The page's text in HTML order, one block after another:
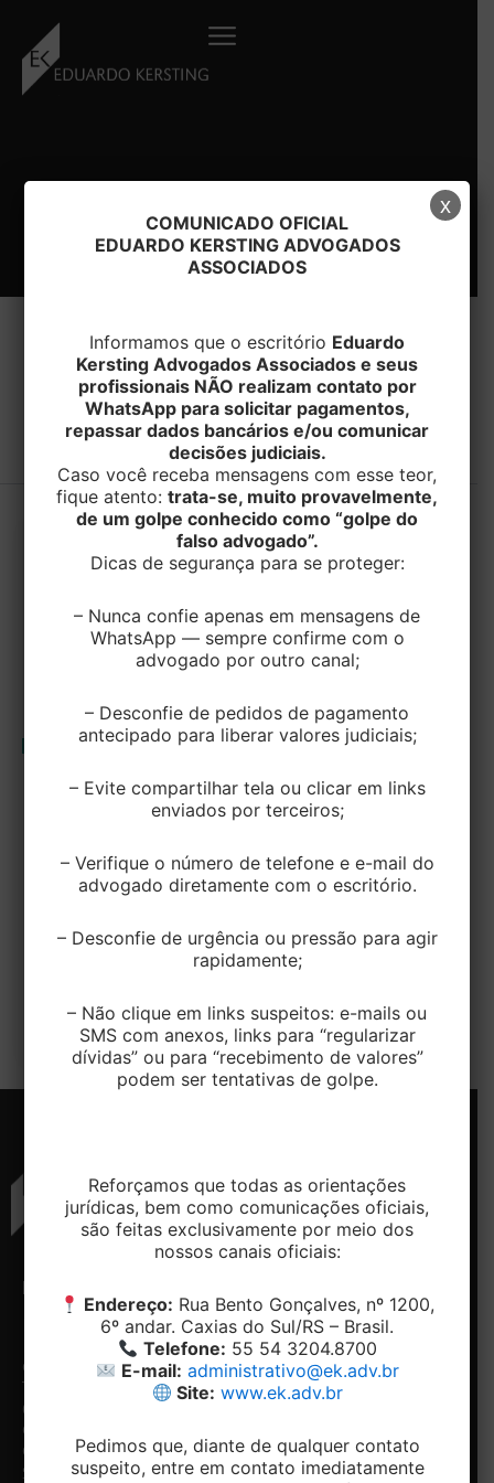
conteúdo
#DOMICILIO
CIVEL
Domicílio Judicial: empresas de médio
e grande porte devem realizar cadastro
até o dia 30 de maio
EditorEK 24 de abril de 2024
Conforme determinado pela Resolução nº
Processo Civil, as grandes e médias empresas […]
Gonçalves,
1200, 5º e
6º andar -
Centro.
Caxias do
Sul/RS
Telefone:
+ 55 54-
3204.8700
Email:
Home
Conheça
o
Escritório
Especialidades
Notícias
SOCIAIS
Facebook
Linkedin
COMUNICADO OFICIAL
EDUARDO KERSTING ADVOGADOS
ASSOCIADOS
Informamos que o escritório Eduardo
Kersting Advogados Associados e seus
profissionais NÃO realizam contato por
WhatsApp para solicitar pagamentos,
repassar dados bancários e/ou comunicar
decisões judiciais.
Caso você receba mensagens com esse teor,
fique atento: trata-se, muito provavelmente,
de um golpe conhecido como “golpe do
falso advogado”.
Dicas de segurança para se proteger:
– Nunca confie apenas em mensagens de
WhatsApp — sempre confirme com o
advogado por outro canal;
– Desconfie de pedidos de pagamento
antecipado para liberar valores judiciais;
– Evite compartilhar tela ou clicar em links
enviados por terceiros;
– Verifique o número de telefone e e-mail do
advogado diretamente com o escritório.
– Desconfie de urgência ou pressão para agir
rapidamente;
– Não clique em links suspeitos: e-mails ou
SMS com anexos, links para “regularizar
dívidas” ou para “recebimento de valores”
podem ser tentativas de golpe.
Reforçamos que todas as orientações
jurídicas, bem como comunicações oficiais,
são feitas exclusivamente por meio dos
nossos canais oficiais:
Endereço: Rua Bento Gonçalves, nº 1200,
6º andar. Caxias do Sul/RS – Brasil.
Telefone: 55 54 3204.8700
E-mail: administrativo@ek.adv.br
Site: www.ek.adv.br
Pedimos que, diante de qualquer contato
suspeito, entre em contato imediatamente
x